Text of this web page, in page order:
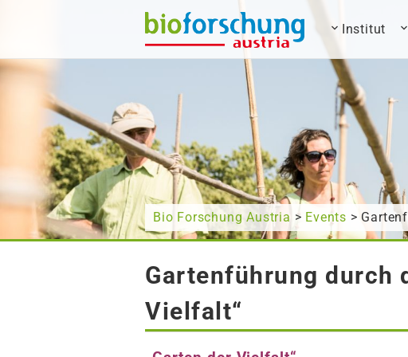
Wonach suchen Sie? Institut
Bio Forschung Austria > Events >
Gartenführung durch
Vielfalt“